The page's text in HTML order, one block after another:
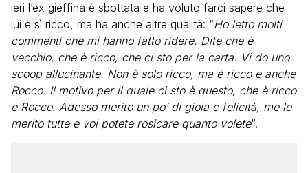
ieri l’ex gieffina è sbottata e ha voluto farci sapere che
lui è sì ricco, ma ha anche altre qualità: “Ho letto molti
commenti che mi hanno fatto ridere. Dite che è
vecchio, che è ricco, che ci sto per la carta. Vi do uno
scoop allucinante. Non è solo ricco, ma è ricco e anche
Rocco. Il motivo per il quale ci sto è questo, che è ricco
e Rocco. Adesso merito un po’ di gioia e felicità, me le
merito tutte e voi potete rosicare quanto volete“.